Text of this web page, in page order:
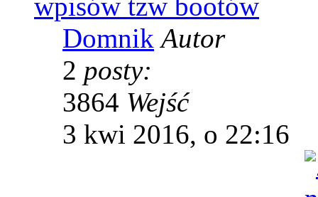
Domnik Autor
2 posty:
3864 Wejść
3 kwi 2016, o 22:16